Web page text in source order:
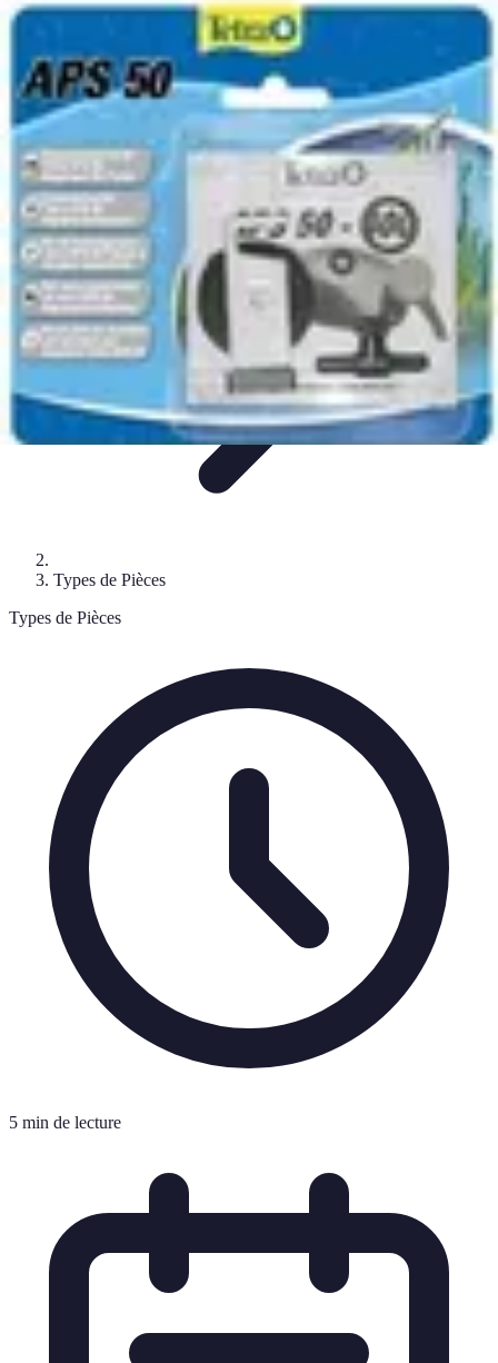
Pièces Détachées Tracteur
Pièces Détachées AnciennesGuides d'Achat
DiagnosticsGuide d'Achat Entretien et Maintenance
Pièces Détachées Tracteur
Types de Pièces
Types de Pièces
5 min de lecture